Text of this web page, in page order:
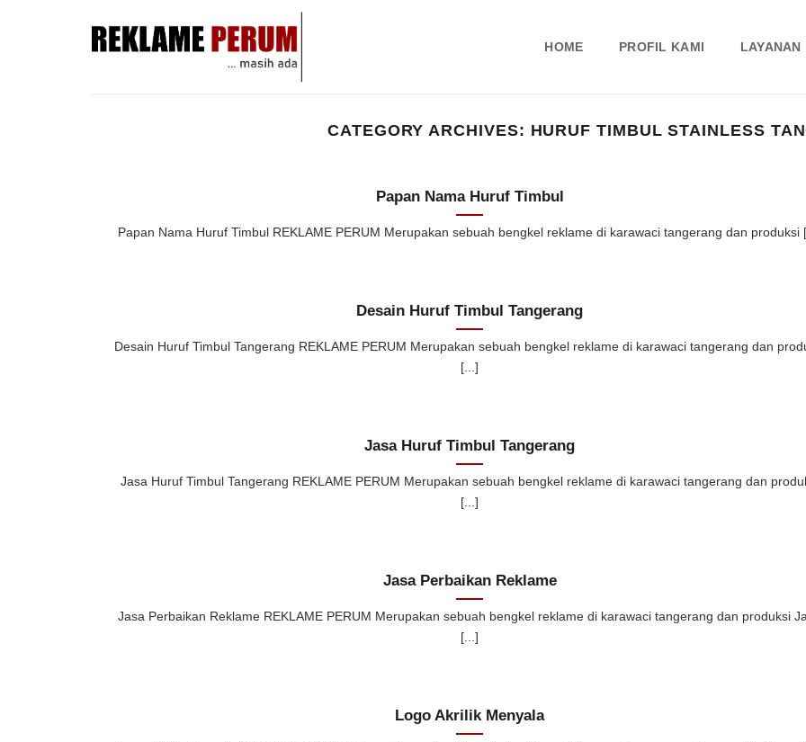
HOME PROFIL KAMI LAYANAN
CATEGORY ARCHIVES: HURUF TIMBUL STAINLESS
Papan Nama Huruf Timbul
Papan Nama Huruf Timbul REKLAME PERUM Merupakan sebuah bengkel reklame di karawaci tangerang dan produksi
Desain Huruf Timbul Tangerang
Desain Huruf Timbul Tangerang REKLAME PERUM Merupakan sebuah bengkel reklame di karawaci tangerang dan
[...]
Jasa Huruf Timbul Tangerang
Jasa Huruf Timbul Tangerang REKLAME PERUM Merupakan sebuah bengkel reklame di karawaci tangerang dan
[...]
Jasa Perbaikan Reklame
Jasa Perbaikan Reklame REKLAME PERUM Merupakan sebuah bengkel reklame di karawaci tangerang dan produksi
[...]
Logo Akrilik Menyala